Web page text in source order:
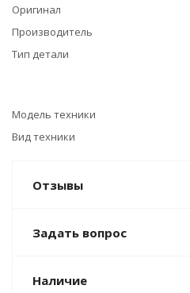
Оригинал
Производитель
Тип детали
Модель техники
Вид техники
Отзывы
Задать вопрос
Наличие